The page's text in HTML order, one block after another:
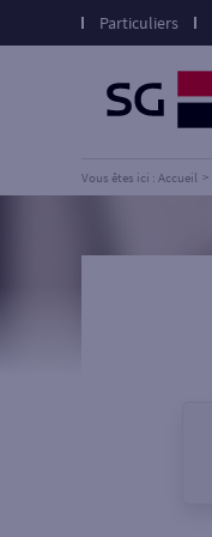
Particuliers
Vous êtes ici : Accueil